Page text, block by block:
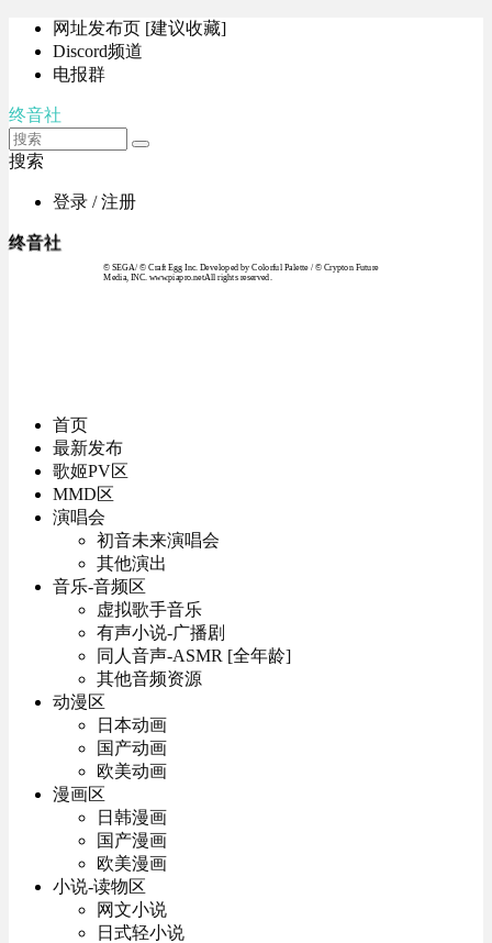
网址发布页 [建议收藏]
Discord频道
电报群
终音社
搜索
登录 / 注册
终音社
© SEGA / © Craft Egg Inc. Developed by Colorful Palette / © Crypton Future
Media, INC. www.piapro.netAll rights reserved.
首页
最新发布
歌姬PV区
MMD区
演唱会
初音未来演唱会
其他演出
音乐-音频区
虚拟歌手音乐
有声小说-广播剧
同人音声-ASMR [全年龄]
其他音频资源
动漫区
日本动画
国产动画
欧美动画
漫画区
日韩漫画
国产漫画
欧美漫画
小说-读物区
网文小说
日式轻小说